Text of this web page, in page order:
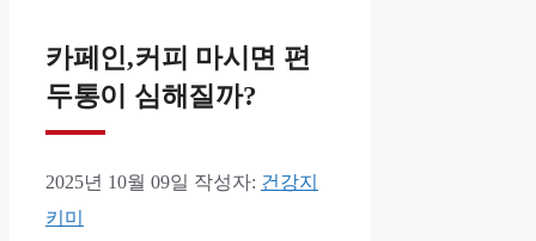
카페인,커피 마시면 편
두통이 심해질까?
2025년 10월 09일 작성자: 건강지
키미